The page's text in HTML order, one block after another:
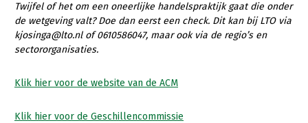
Twijfel of het om een oneerlijke handelspraktijk gaat die onder
de wetgeving valt? Doe dan eerst een check. Dit kan bij LTO via
kjosinga@lto.nl of 0610586047, maar ook via de regio’s en
sectororganisaties.
Klik hier voor de website van de ACM
Klik hier voor de Geschillencommissie